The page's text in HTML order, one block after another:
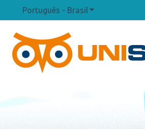
Português - BrasilMostrar